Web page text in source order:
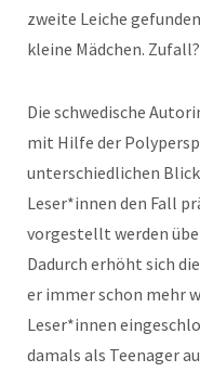
zweite Leiche
kleine Mäd­chen. Zufall?
Die schwedis­che
mit Hil­fe der
unter­schiedlichen
Leser*innen den Fall
vorgestellt wer­den
Dadurch erhöht sich
er immer schon mehr
Leser*innen
damals als Teenag­er